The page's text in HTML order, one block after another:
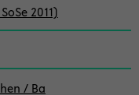
2011)
/ Ba